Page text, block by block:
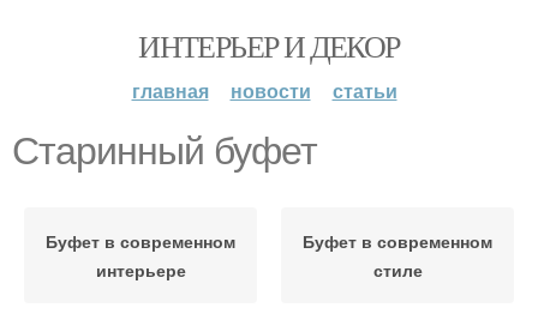
ИНТЕРЬЕР И ДЕКОР
главная новости статьи
Старинный буфет
Буфет в современном
интерьере
Буфет в современном
стиле